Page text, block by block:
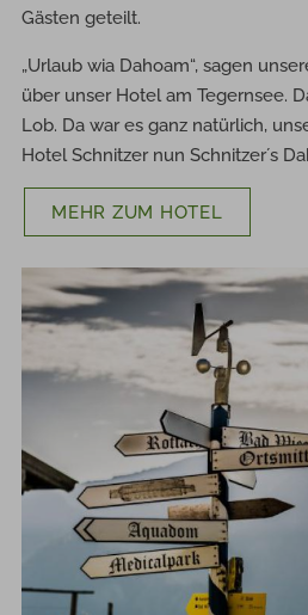
Gästen geteilt.
„Urlaub wia Dahoam“, sagen
über unser Hotel am Tegernsee.
Lob. Da war es ganz natürlich,
Hotel Schnitzer nun Schnitzer´s
MEHR ZUM HOTEL